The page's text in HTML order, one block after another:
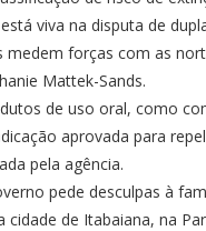
viva na disputa de
medem forças com as
Mattek-Sands.
de uso oral, como
aprovada para
pela agência.
pede desculpas à
cidade de Itabaiana, na